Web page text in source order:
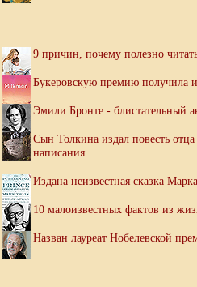
9 причин, почему полезно
Букеровскую премию получила
Эмили Бронте - блистательный
Сын Толкина издал повесть отца
написания
Издана неизвестная сказка
10 малоизвестных фактов из
Назван лауреат Нобелевской